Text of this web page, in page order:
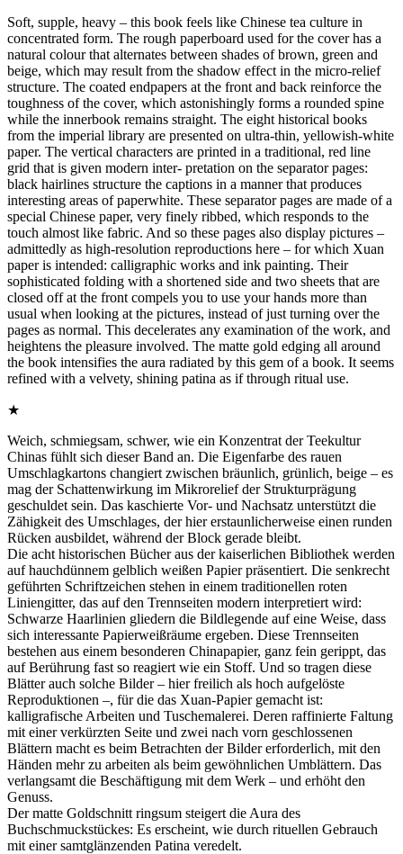
Soft, supple, heavy – this book feels like Chinese tea culture in
concentrated form. The rough paperboard used for the cover has a
natural colour that alternates between shades of brown, green and
beige, which may result from the shadow effect in the micro-relief
structure. The coated endpapers at the front and back reinforce the
toughness of the cover, which astonishingly forms a rounded spine
while the innerbook remains straight. The eight historical books
from the imperial library are presented on ultra-thin, yellowish-white
paper. The vertical characters are printed in a traditional, red line
grid that is given modern inter- pretation on the separator pages:
black hairlines structure the captions in a manner that produces
interesting areas of paperwhite. These separator pages are made of a
special Chinese paper, very finely ribbed, which responds to the
touch almost like fabric. And so these pages also display pictures –
admittedly as high-resolution reproductions here – for which Xuan
paper is intended: calligraphic works and ink painting. Their
sophisticated folding with a shortened side and two sheets that are
closed off at the front compels you to use your hands more than
usual when looking at the pictures, instead of just turning over the
pages as normal. This decelerates any examination of the work, and
heightens the pleasure involved. The matte gold edging all around
the book intensifies the aura radiated by this gem of a book. It seems
refined with a velvety, shining patina as if through ritual use.
★
Weich, schmiegsam, schwer, wie ein Konzentrat der Teekultur
Chinas fühlt sich dieser Band an. Die Eigenfarbe des rauen
Umschlagkartons changiert zwischen bräunlich, grünlich, beige – es
mag der Schattenwirkung im Mikrorelief der Strukturprägung
geschuldet sein. Das kaschierte Vor- und Nachsatz unterstützt die
Zähigkeit des Umschlages, der hier erstaunlicherweise einen runden
Rücken ausbildet, während der Block gerade bleibt.
Die acht historischen Bücher aus der kaiserlichen Bibliothek werden
auf hauchdünnem gelblich weißen Papier präsentiert. Die senkrecht
geführten Schriftzeichen stehen in einem traditionellen roten
Liniengitter, das auf den Trennseiten modern interpretiert wird:
Schwarze Haarlinien gliedern die Bildlegende auf eine Weise, dass
sich interessante Papierweißräume ergeben. Diese Trennseiten
bestehen aus einem besonderen Chinapapier, ganz fein gerippt, das
auf Berührung fast so reagiert wie ein Stoff. Und so tragen diese
Blätter auch solche Bilder – hier freilich als hoch aufgelöste
Reproduktionen –, für die das Xuan-Papier gemacht ist:
kalligrafische Arbeiten und Tuschemalerei. Deren raffinierte Faltung
mit einer verkürzten Seite und zwei nach vorn geschlossenen
Blättern macht es beim Betrachten der Bilder erforderlich, mit den
Händen mehr zu arbeiten als beim gewöhnlichen Umblättern. Das
verlangsamt die Beschäftigung mit dem Werk – und erhöht den
Genuss.
Der matte Goldschnitt ringsum steigert die Aura des
Buchschmuckstückes: Es erscheint, wie durch rituellen Gebrauch
mit einer samtglänzenden Patina veredelt.